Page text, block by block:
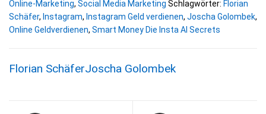
Online-Marketing, Social Media Marketing Schlagwörter: Florian
Schäfer, Instagram, Instagram Geld verdienen, Joscha Golombek,
Online Geldverdienen, Smart Money Die Insta AI Secrets
Florian SchäferJoscha Golombek